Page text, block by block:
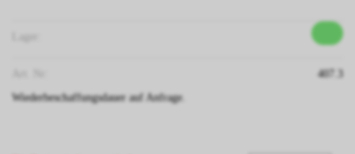
407.3
Wiederbeschaffungsdauer auf Anfrage.